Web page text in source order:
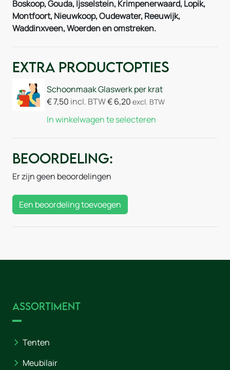
Boskoop, Gouda, Ijsselstein, Krimpenerwaard, Lopik,
Montfoort, Nieuwkoop, Oudewater, Reeuwijk,
Waddinxveen, Woerden en omstreken.
Extra Productopties
Schoonmaak Glaswerk per krat
€7,50 incl. BTW€6,20 excl. BTW
In winkelwagen te selecteren
Beoordeling:
Er zijn geen beoordelingen
Een beoordeling toevoegen
Assortiment
Tenten
Meubilair